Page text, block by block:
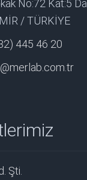
No:72 Kat:5
/ TÜRKİYE
445 46 20
Şti.